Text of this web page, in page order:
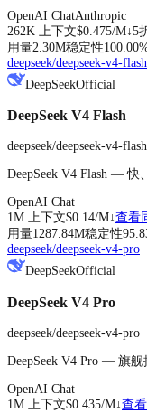
OpenAI ChatAnthropic
262K
上下文$0.475/M↓5
用量2.30M稳定性100.00
deepseek/deepseek-v4-flash
DeepSeekOfficial
DeepSeek V4 Flash
deepseek/deepseek-v4-flash
DeepSeek V4 Flash — 快
OpenAI Chat
1M 上下文$0.14/M↓查看
用量1287.84M稳定性
deepseek/deepseek-v4-pro
DeepSeekOfficial
DeepSeek V4 Pro
deepseek/deepseek-v4-pro
DeepSeek V4 Pro — 旗
OpenAI Chat
1M 上下文$0.435/M↓查